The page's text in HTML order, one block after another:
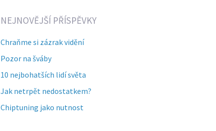
NEJNOVĚJŠÍ PŘÍSPĚVKY
Chraňme si zázrak vidění
Pozor na šváby
10 nejbohatších lidí světa
Jak netrpět nedostatkem?
Chiptuning jako nutnost